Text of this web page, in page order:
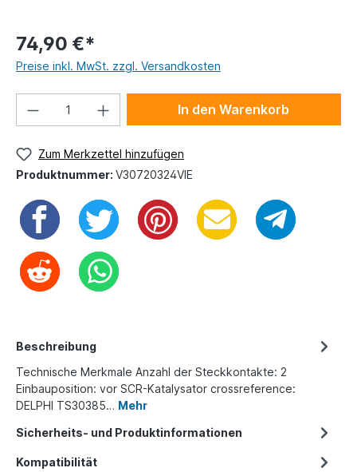
74,90 €*
Preise inkl. MwSt. zzgl. Versandkosten
In den Warenkorb
Zum Merkzettel hinzufügen
Produktnummer: V30720324VIE
Beschreibung
Technische Merkmale Anzahl der Steckkontakte: 2
Einbauposition: vor SCR-Katalysator crossreference:
DELPHI TS30385… Mehr
Sicherheits- und Produktinformationen
Kompatibilität